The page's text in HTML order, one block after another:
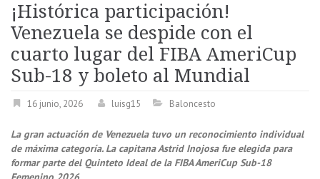
¡Histórica participación!
Venezuela se despide con el
cuarto lugar del FIBA AmeriCup
Sub-18 y boleto al Mundial
16 junio, 2026 luisg15 Baloncesto
La gran actuación de Venezuela tuvo un reconocimiento individual
de máxima categoría. La capitana Astrid Inojosa fue elegida para
formar parte del Quinteto Ideal de la FIBA AmeriCup Sub-18